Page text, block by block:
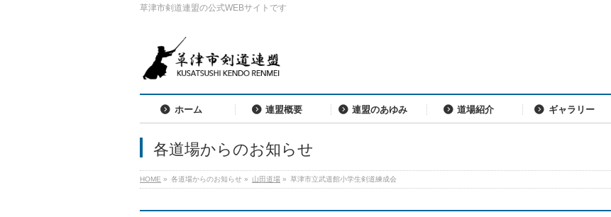
草津市剣道連盟の公式WEBサイトです
ホーム 連盟概要 連盟のあゆみ 道場紹介 ギャラリー
各道場からのお知らせ
HOME » 各道場からのお知らせ » 山田道場 » 草津市立武道館小学生剣道練成会